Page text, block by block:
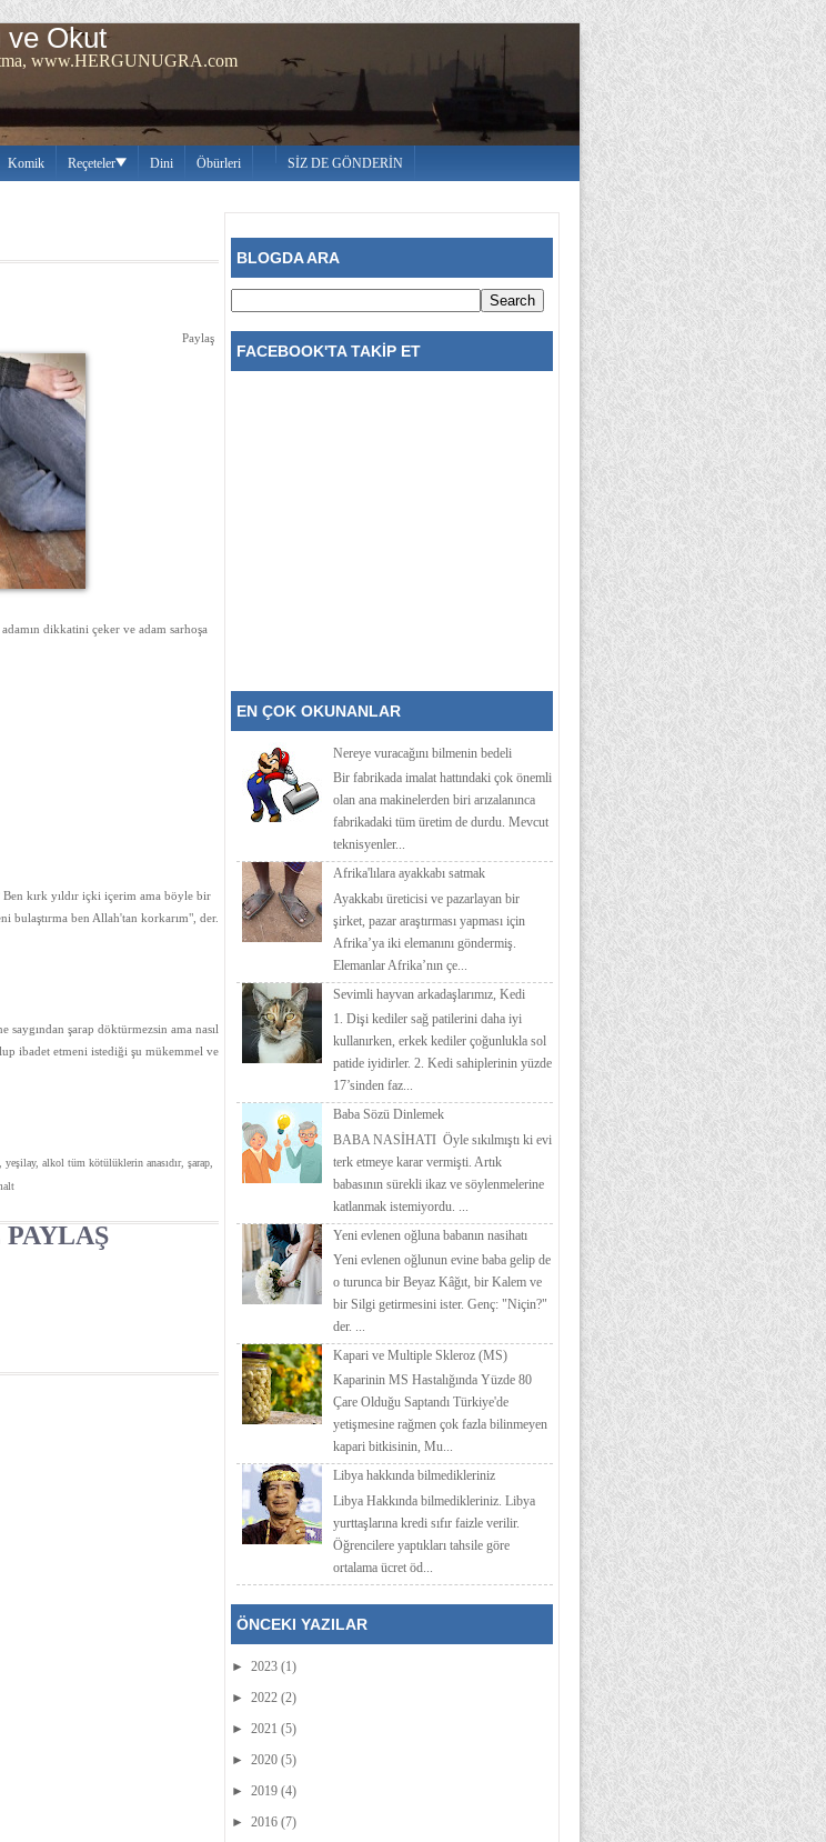
ve Okut
www.HERGUNUGRA.com
Komik Reçeteler Dini Öbürleri SİZ DE GÖNDERİN
Paylaş
dikkatini çeker ve adam sarhoşa
Ben kırk yıldır içki içerim ama böyle bir
bulaştırma ben Allah'tan korkarım", der.
saygından şarap döktürmezsin ama nasıl
ibadet etmeni istediği şu mükemmel ve
alkol tüm kötülüklerin anasıdır, şarap,
BLOGDA ARA
FACEBOOK'TA TAKİP ET
EN ÇOK OKUNANLAR
Nereye vuracağını bilmenin bedeli
Bir fabrikada imalat hattındaki çok önemli
olan ana makinelerden biri arızalanınca
fabrikadaki tüm üretim de durdu. Mevcut
teknisyenler...
Afrika'lılara ayakkabı satmak
Ayakkabı üreticisi ve pazarlayan bir
şirket, pazar araştırması yapması için
Afrika’ya iki elemanını göndermiş.
Elemanlar Afrika’nın çe...
Sevimli hayvan arkadaşlarımız, Kedi
1. Dişi kediler sağ patilerini daha iyi
kullanırken, erkek kediler çoğunlukla sol
patide iyidirler. 2. Kedi sahiplerinin yüzde
17’sinden faz...
Baba Sözü Dinlemek
BABA NASİHATI Öyle sıkılmıştı ki evi
terk etmeye karar vermişti. Artık
babasının sürekli ikaz ve söylenmelerine
katlanmak istemiyordu. ...
Yeni evlenen oğluna babanın nasihatı
Yeni evlenen oğlunun evine baba gelip de
o turunca bir Beyaz Kâğıt, bir Kalem ve
bir Silgi getirmesini ister. Genç: "Niçin?"
der. ...
Kapari ve Multiple Skleroz (MS)
Kaparinin MS Hastalığında Yüzde 80
Çare Olduğu Saptandı Türkiye'de
yetişmesine rağmen çok fazla bilinmeyen
kapari bitkisinin, Mu...
Libya hakkında bilmedikleriniz
Libya Hakkında bilmedikleriniz. Libya
yurttaşlarına kredi sıfır faizle verilir.
Öğrencilere yaptıkları tahsile göre
ortalama ücret öd...
ÖNCEKI YAZILAR
► 2023 (1)
► 2022 (2)
► 2021 (5)
► 2020 (5)
► 2019 (4)
► 2016 (7)